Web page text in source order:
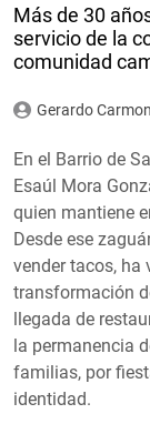
Más de 30
servicio de la
comunidad
Gerardo
En el Barrio de
Esaúl Mora
quien mantiene
Desde ese
vender tacos, ha
transformación
llegada de
la permanencia
familias, por
identidad.